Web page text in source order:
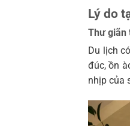
Lý do
Thư giãn
Du lịch
đúc, ồn
nhịp của